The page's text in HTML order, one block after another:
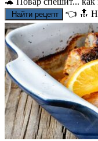
Найти рецепт 👈 🔝